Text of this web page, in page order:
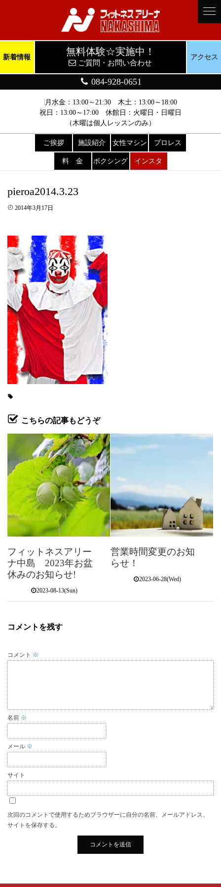
月水金：13:00～21:30 木土：13:00～18:00
祝日：13:00～17:00 休館日：火曜日・日曜日
（木曜は個人レッスンのみ）
084-928-0651
新着情報
無料体験☆実施中！
ご質問・お問い合わせ
アクセス
ご挨拶 施設紹介 女性マシン プロレス
料 金 ボクシング インスタ
pieroa2014.3.23
2014年3月17日
こちらの記事もどうぞ
フィットネスアリー
ナ中島 2023年お盆
休みのお知らせ!
2023-08-13(Sun)
営業時間変更のお知
らせ！
2023-06-28(Wed)
コメントを残す
コメント ※
名前 ※
メール ※
サイト
次回のコメントで使用するためブラウザーに自分の名前、メールアドレス、
サイトを保存する。